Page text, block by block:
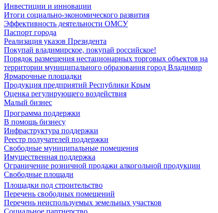
Инвестиции и инновации
Итоги социально-экономического развития
Эффективность деятельности ОМСУ
Паспорт города
Реализация указов Президента
Покупай владимирское, покупай российское!
Порядок размещения нестационарных торговых объектов на
территории муниципального образования город Владимир
Ярмарочные площадки
Продукция предприятий Республики Крым
Оценка регулирующего воздействия
Малый бизнес
Программа поддержки
В помощь бизнесу
Инфраструктура поддержки
Реестр получателей поддержки
Свободные муниципальные помещения
Имущественная поддержка
Ограничение розничной продажи алкогольной продукции
Свободные площади
Площадки под строительство
Перечень свободных помещений
Перечень неиспользуемых земельных участков
Социальное партнерство